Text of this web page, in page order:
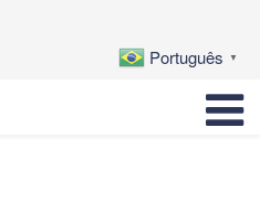
Português ▼